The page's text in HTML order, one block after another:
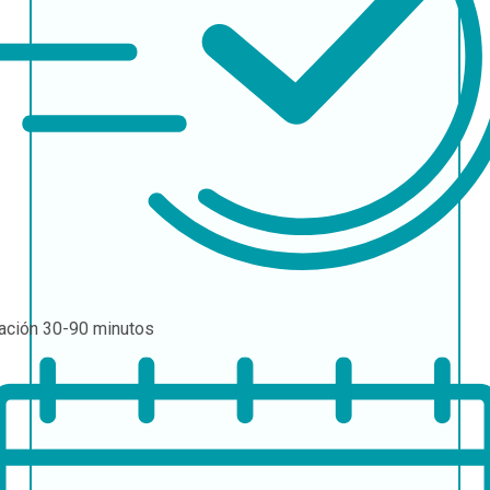
30-90 minutos